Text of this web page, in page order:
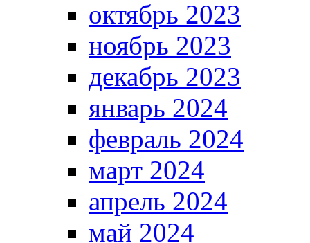
октябрь 2023
ноябрь 2023
декабрь 2023
январь 2024
февраль 2024
март 2024
апрель 2024
май 2024